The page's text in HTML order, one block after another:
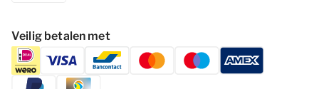
Veilig betalen met